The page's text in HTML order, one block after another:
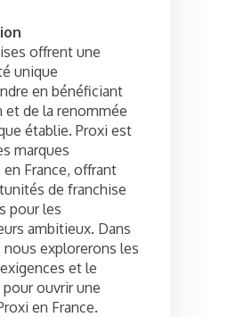
offrent une
unique
en bénéficiant
et de la renommée
établie. Proxi est
marques
France, offrant
de franchise
pour les
ambitieux. Dans
explorerons les
et le
ouvrir une
en France.